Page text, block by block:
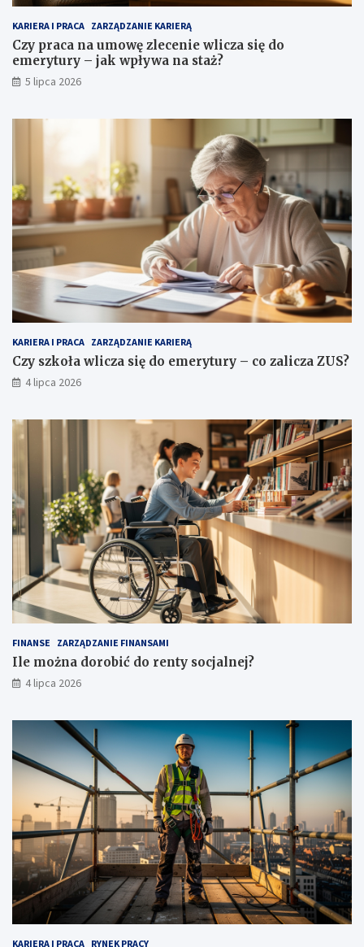
KARIERA I PRACA ZARZĄDZANIE KARIERĄ
Czy praca na umowę zlecenie wlicza się do
emerytury – jak wpływa na staż?
5 lipca 2026
KARIERA I PRACA ZARZĄDZANIE KARIERĄ
Czy szkoła wlicza się do emerytury – co zalicza ZUS?
4 lipca 2026
FINANSE ZARZĄDZANIE FINANSAMI
Ile można dorobić do renty socjalnej?
4 lipca 2026
KARIERA I PRACA RYNEK PRACY